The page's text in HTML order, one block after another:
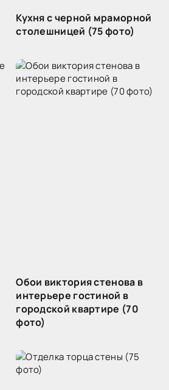
Кухня с черной мраморной
столешницей (75 фото)
Обои виктория стенова в
интерьере гостиной в
городской квартире (70
фото)